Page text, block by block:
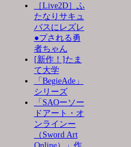
［Live2D］ふ
たなりサキュ
バスにレズレ
●プされる勇
者ちゃん
[新作！]たま
て大学
「BegieAde」
シリーズ
「SAOーソー
ドアート・オ
ンラインー
（Sword Art